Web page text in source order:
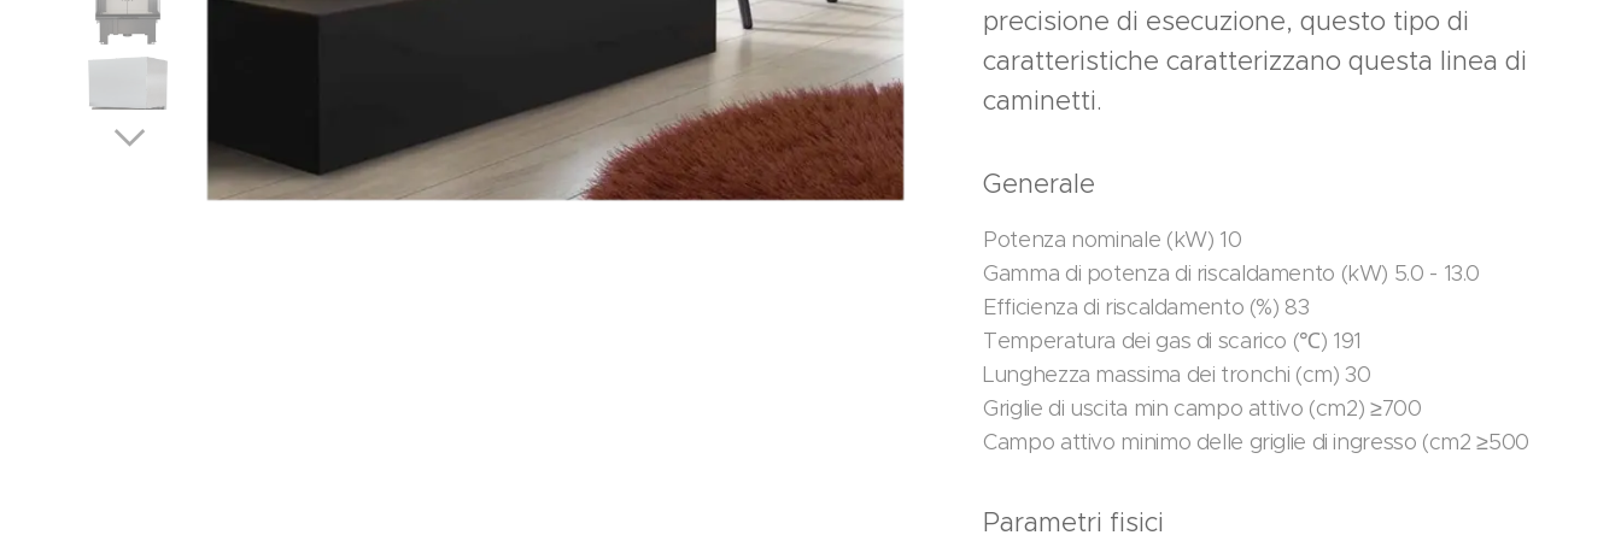
precisione di esecuzione, questo tipo di
caratteristiche caratterizzano questa linea di
caminetti.
Generale
Potenza nominale (kW) 10
Gamma di potenza di riscaldamento (kW) 5.0 - 13.0
Efficienza di riscaldamento (%) 83
Temperatura dei gas di scarico (℃) 191
Lunghezza massima dei tronchi (cm) 30
Griglie di uscita min campo attivo (cm2) ≥700
Campo attivo minimo delle griglie di ingresso (cm2 ≥500
Parametri fisici